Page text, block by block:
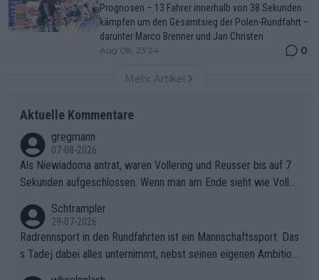
Prognosen – 13 Fahrer innerhalb von 38 Sekunden
kämpfen um den Gesamtsieg der Polen-Rundfahrt –
darunter Marco Brenner und Jan Christen
Aug 08, 23:24 0
Mehr Artikel
Aktuelle Kommentare
gregmann
07-08-2026
Als Niewiadoma antrat, waren Vollering und Reusser bis auf 7
Sekunden aufgeschlossen. Wenn man am Ende sieht wie Voller
ering die 7 Sekunden zu Niewiadoma nicht geschlossen hat un
d den Abstand hat anwachsen lassen. Ein schwerer taktischer
Fehler, der den Tour Sieg kosten wird.Diese Beobachtung trifft
Schtrampler
29-07-2026
Radrennsport in den Rundfahrten ist ein Mannschaftssport. Das
s Tadej dabei alles unternimmt, nebst seinen eigenen Ambition